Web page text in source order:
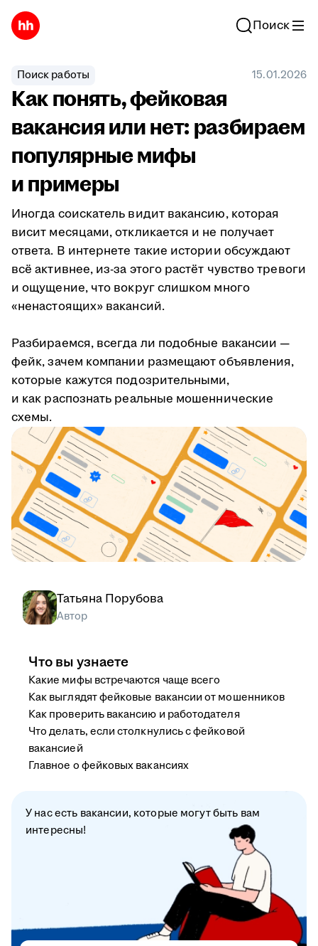
Поиск
Поиск работы 15.01.2026
Как понять, фейковая
вакансия или нет: разбираем
популярные мифы
и примеры
Иногда соискатель видит вакансию, которая
висит месяцами, откликается и не получает
ответа. В интернете такие истории обсуждают
всё активнее, из-за этого растёт чувство тревоги
и ощущение, что вокруг слишком много
«ненастоящих» вакансий.
Разбираемся, всегда ли подобные вакансии —
фейк, зачем компании размещают объявления,
которые кажутся подозрительными,
и как распознать реальные мошеннические
схемы.
Татьяна Порубова
Автор
Что вы узнаете
Какие мифы встречаются чаще всего
Как выглядят фейковые вакансии от мошенников
Как проверить вакансию и работодателя
Что делать, если столкнулись с фейковой
вакансией
Главное о фейковых вакансиях
У нас есть вакансии, которые могут быть вам
интересны!